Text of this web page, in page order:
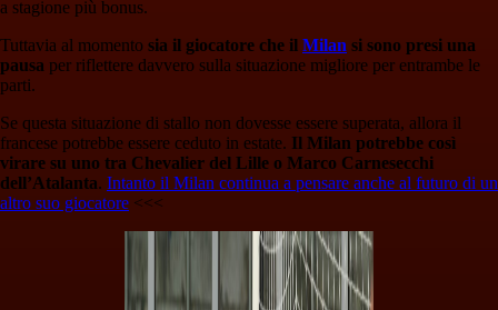
a stagione più bonus.
Tuttavia al momento sia il giocatore che il Milan si sono presi una
pausa per riflettere davvero sulla situazione migliore per entrambe le
parti.
Se questa situazione di stallo non dovesse essere superata, allora il
francese potrebbe essere ceduto in estate. Il Milan potrebbe così
virare su uno tra Chevalier del Lille o Marco Carnesecchi
dell’Atalanta. Intanto il Milan continua a pensare anche al futuro di un
altro suo giocatore <<<